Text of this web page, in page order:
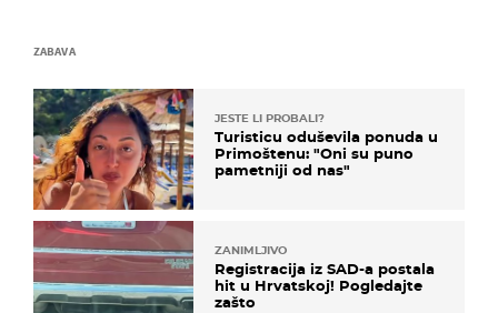
ZABAVA
JESTE LI PROBALI?
Turisticu oduševila ponuda u
Primoštenu: "Oni su puno
pametniji od nas"
ZANIMLJIVO
Registracija iz SAD-a postala
hit u Hrvatskoj! Pogledajte
zašto